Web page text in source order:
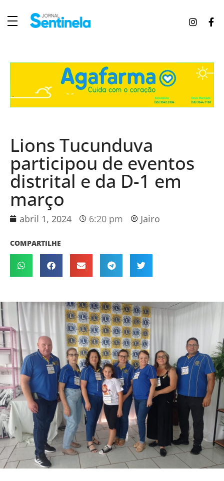
Lions Tucunduva
participou de eventos
distrital e da D-1 em
março
abril 1, 2024 6:20 pm Jairo
COMPARTILHE